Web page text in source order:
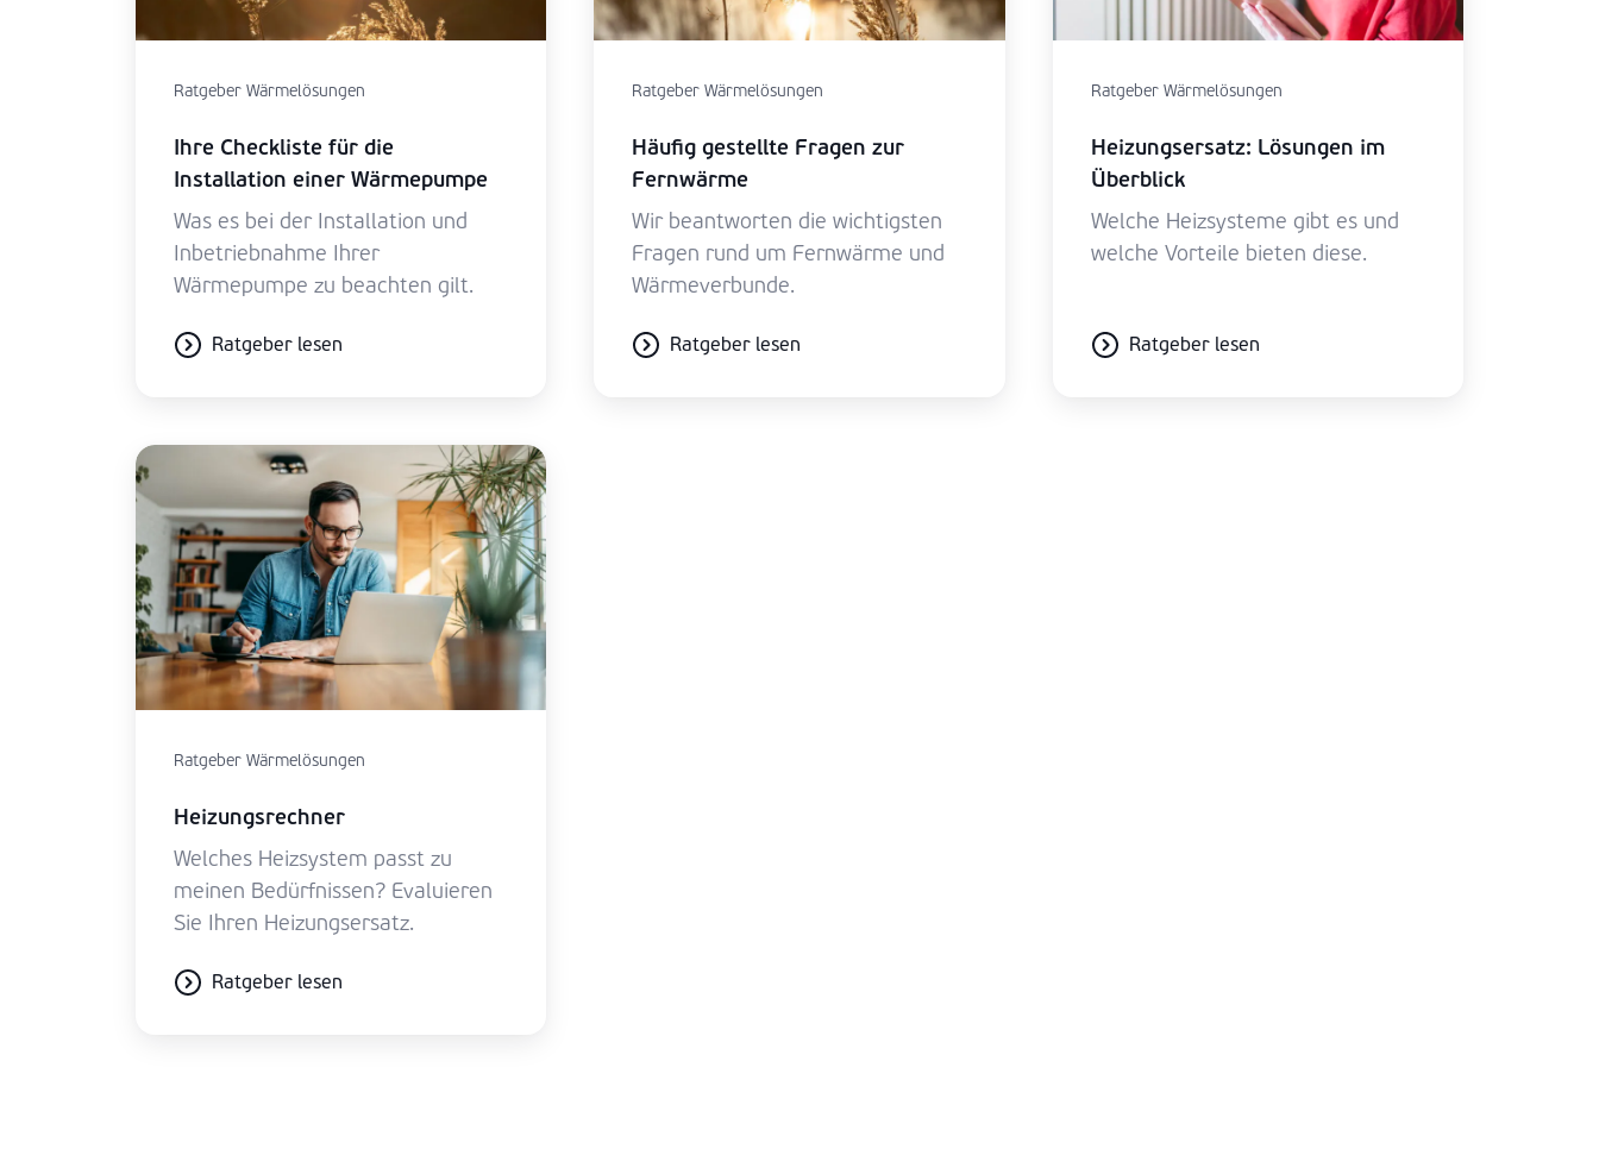
Ratgeber Wärmelösungen
Ihre Checkliste für die
Installation einer Wärmepumpe
Was es bei der Installation und
Inbetriebnahme Ihrer
Wärmepumpe zu beachten gilt.
Ratgeber lesen
Ratgeber Wärmelösungen
Häufig gestellte Fragen zur
Fernwärme
Wir beantworten die wichtigsten
Fragen rund um Fernwärme und
Wärmeverbunde.
Ratgeber lesen
Ratgeber Wärmelösungen
Heizungsersatz: Lösungen im
Überblick
Welche Heizsysteme gibt es und
welche Vorteile bieten diese.
Ratgeber lesen
Ratgeber Wärmelösungen
Heizungsrechner
Welches Heizsystem passt zu
meinen Bedürfnissen? Evaluieren
Sie Ihren Heizungsersatz.
Ratgeber lesen